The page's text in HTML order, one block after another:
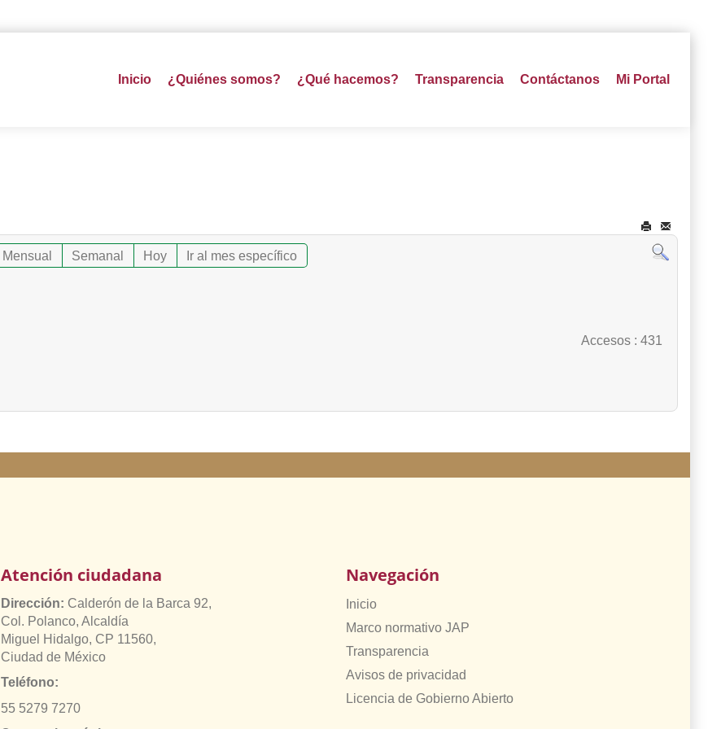
Inicio ¿Quiénes somos? ¿Qué hacemos? Transparencia Contáctanos Mi Portal
Mensual Semanal Hoy Ir al mes específico
Accesos: 431
Atención ciudadana
Dirección: Calderón de la Barca 92,
Col. Polanco, Alcaldía
Miguel Hidalgo, CP 11560,
Ciudad de México
Teléfono:
55 5279 7270
Navegación
Inicio
Marco normativo JAP
Transparencia
Avisos de privacidad
Licencia de Gobierno Abierto